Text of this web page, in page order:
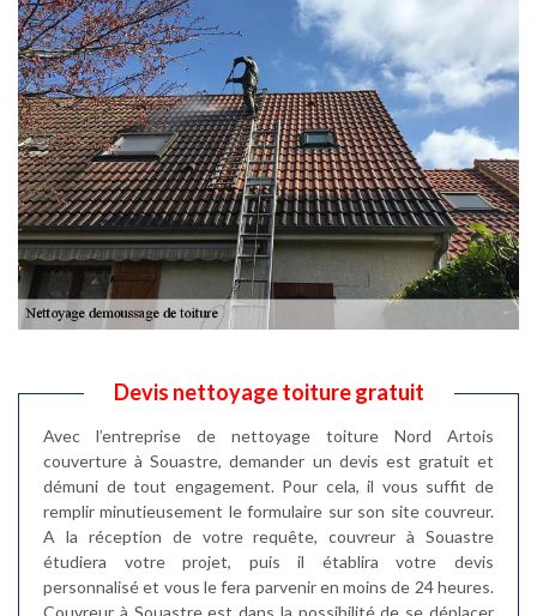
Devis nettoyage toiture gratuit
Avec l’entreprise de nettoyage toiture Nord Artois
couverture à Souastre, demander un devis est gratuit et
démuni de tout engagement. Pour cela, il vous suffit de
remplir minutieusement le formulaire sur son site couvreur.
A la réception de votre requête, couvreur à Souastre
étudiera votre projet, puis il établira votre devis
personnalisé et vous le fera parvenir en moins de 24 heures.
Couvreur à Souastre est dans la possibilité de se déplacer